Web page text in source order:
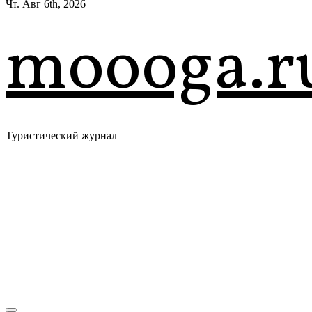
Чт. Авг 6th, 2026
Туристический журнал